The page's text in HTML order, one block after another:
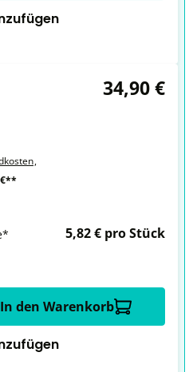
34,90 €
,
5,82 € pro Stück
In den Warenkorb